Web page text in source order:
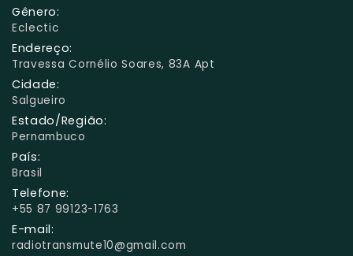
Gênero:
Eclectic
Endereço:
Travessa Cornélio Soares, 83A Apt
Cidade:
Salgueiro
Estado/Região:
Pernambuco
País:
Brasil
Telefone:
+55 87 99123-1763
E-mail:
radiotransmute10@gmail.com